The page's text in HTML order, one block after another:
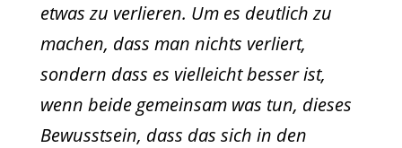
etwas zu verlieren. Um es deutlich zu
machen, dass man nichts verliert,
sondern dass es vielleicht besser ist,
wenn beide gemeinsam was tun, dieses
Bewusstsein, dass das sich in den